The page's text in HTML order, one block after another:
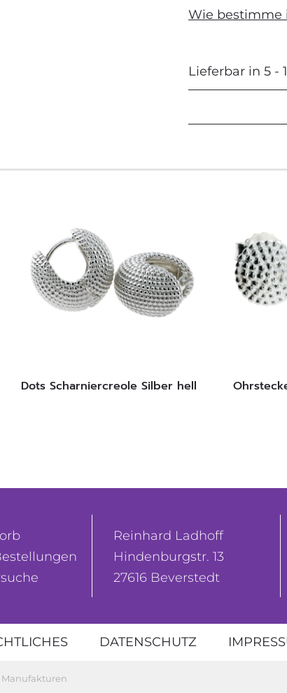
Wie bestimme
Lieferbar in 5 -
Dots Scharniercreole Silber hell
Reinhard Ladhoff
Hindenburgstr. 13
27616 Beverstedt
DATENSCHUTZ
Manufakturen